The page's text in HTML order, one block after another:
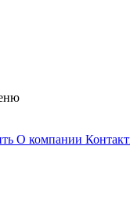
О компании